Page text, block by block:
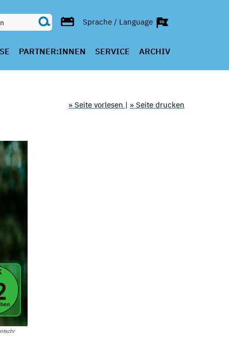
Sprache / Language
PARTNER:INNEN SERVICE ARCHIV
» Seite vorlesen | » Seite drucken